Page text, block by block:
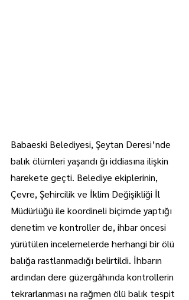
Babaeski Belediyesi, Şeytan Deresi’nde
balık ölümleri yaşandı ğı iddiasına ilişkin
harekete geçti. Belediye ekiplerinin,
Çevre, Şehircilik ve İklim Değişikliği İl
Müdürlüğü ile koordineli biçimde yaptığı
denetim ve kontroller de, ihbar öncesi
yürütülen incelemelerde herhangi bir ölü
balığa rastlanmadığı belirtildi. İhbarın
ardından dere güzergâhında kontrollerin
tekrarlanması na rağmen ölü balık tespit